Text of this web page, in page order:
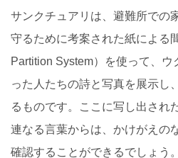
サンクチュアリは、避難所での
守るために考案された紙による
Partition System）を使って、ウ
った人たちの詩と写真を展示し
るものです。ここに写し出され
連なる言葉からは、かけがえの
確認することができるでしょう。